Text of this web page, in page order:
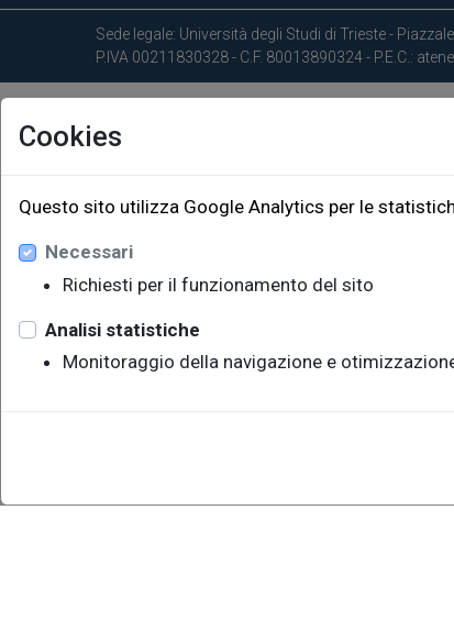
Sede legale: Università degli Studi di Trieste -
P.IVA 00211830328 - C.F. 80013890324 - P.E.C.:
Cookies
Questo sito utilizza Google Analytics per le
Necessari
Richiesti per il funzionamento del sito
Analisi statistiche
Monitoraggio della navigazione e